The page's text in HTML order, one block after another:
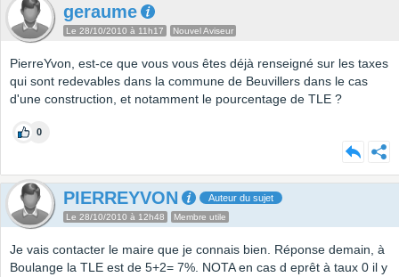
geraume
Le 28/10/2010 à 11h17 Nouvel Aviseur
PierreYvon, est-ce que vous vous êtes déjà renseigné sur les taxes
qui sont redevables dans la commune de Beuvillers dans le cas
d'une construction, et notamment le pourcentage de TLE ?
0
PIERREYVON Auteur du sujet
Le 28/10/2010 à 12h48 Membre utile
Je vais contacter le maire que je connais bien. Réponse demain, à
Boulange la TLE est de 5+2= 7%. NOTA en cas d eprêt à taux 0 il y